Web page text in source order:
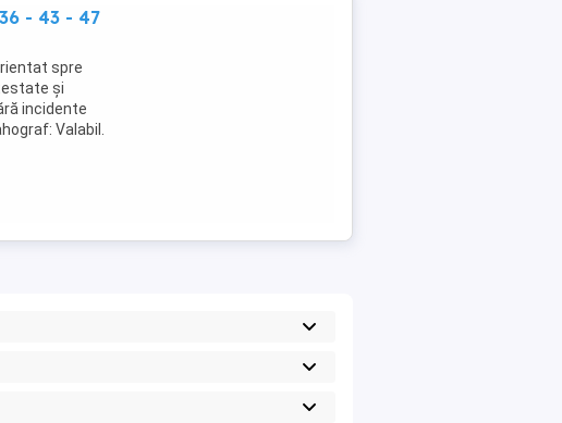
- 43 - 47
spre
și
incidente
Valabil.